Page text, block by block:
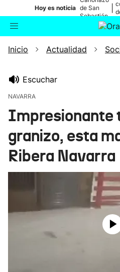
Hoy es noticia de San
Sebastián
Buscador
Inicio Actualidad
Escuchar
NAVARRA
Impresionante
granizo, esta
Ribera Navarra